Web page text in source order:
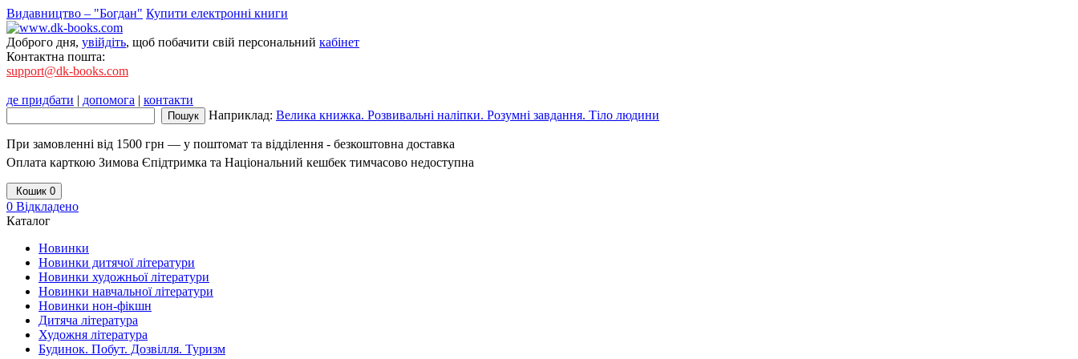
Видавництво – "Богдан" Купити електронні книги
Доброго дня, увійдіть, щоб побачити свій персональний кабінет
Контактна пошта:
support@dk-books.com
де придбати | допомога | контакти
Наприклад: Велика книжка. Розвивальні наліпки. Розумні завдання. Тіло людини
При замовленні від 1500 грн — у поштомат та відділення - безкоштовна доставка
Оплата карткою Зимова Єпідтримка та Національний кешбек тимчасово недоступна
Кошик 0
0 Відкладено
Каталог
Новинки
Новинки дитячої літератури
Новинки художньої літератури
Новинки навчальної літератури
Новинки нон-фікшн
Дитяча література
Художня література
Будинок. Побут. Дозвілля. Туризм